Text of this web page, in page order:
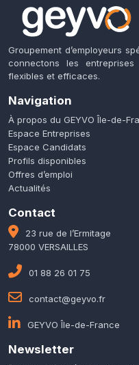
Groupement d’employeurs
connectons les
flexibles et efficaces.
Navigation
À propos du GEYVO Île-de-
Espace Entreprises
Espace Candidats
Profils disponibles
Offres d’emploi
Actualités
Contact
23 rue de l’Ermitage
78000 VERSAILLES
01 88 26 01 75
contact@geyvo.fr
GEYVO Île-de-France
Newsletter